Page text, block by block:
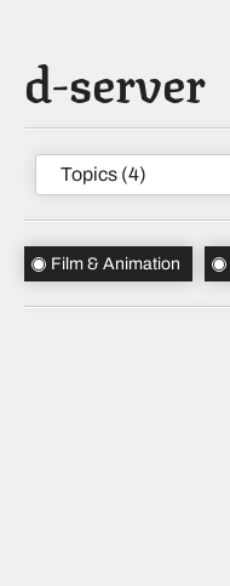
d-server
Topics (4)
Film & Animation